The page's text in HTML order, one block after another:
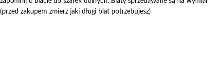
(przed zakupem zmierz jaki długi blat potrzebujesz)